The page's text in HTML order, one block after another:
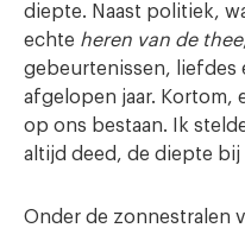
diepte. Naast politiek,
echte heren van de thee
gebeurtenissen, liefdes
afgelopen jaar. Kortom,
op ons bestaan. Ik
altijd deed, de diepte
Onder de zonnestralen